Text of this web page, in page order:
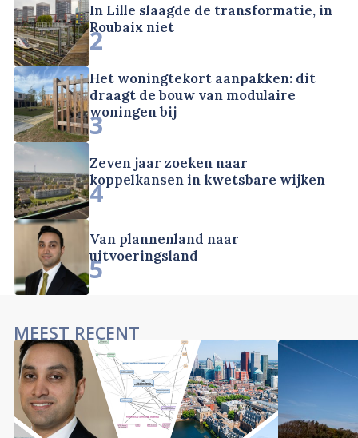
In Lille slaagde de transformatie, in
Roubaix niet
2
Het woningtekort aanpakken: dit
draagt de bouw van modulaire
woningen bij
3
Zeven jaar zoeken naar
koppelkansen in kwetsbare wijken
4
Van plannenland naar
uitvoeringsland
5
MEEST RECENT